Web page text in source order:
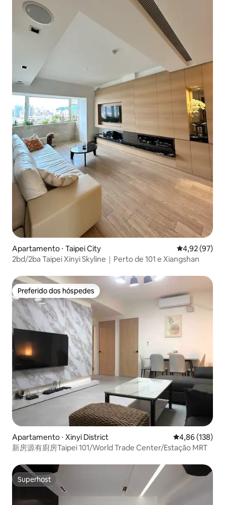
Apartamento ⋅ Taipei City 4,92 de uma
4,92 (97)
2bd/2ba Taipei Xinyi Skyline｜Perto de 101 e Xiangshan
Preferido dos hóspedes
Preferido dos hóspedes
Apartamento ⋅ Xinyi District 4,86 de uma
4,86 (138)
新房源有廚房Taipei 101/World Trade Center/Estação MRT
Superhost
Superhost